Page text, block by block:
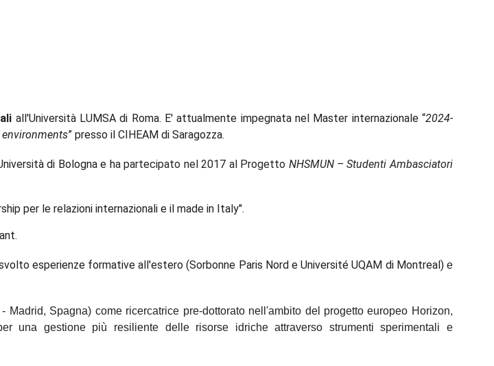
all'Università LUMSA di Roma. E' attualmente impegnata nel Master internazionale “2024-
environments” presso il CIHEAM di Saragozza.
di Bologna e ha partecipato nel 2017 al Progetto NHSMUN – Studenti Ambasciatori
per le relazioni internazionali e il made in Italy".
esperienze formative all'estero (Sorbonne Paris Nord e Université UQAM di Montreal)e
Spagna) come ricercatrice pre-dottorato nell'ambito del progetto europeo Horizon,
una gestione più resiliente delle risorse idriche attraverso strumenti sperimentali e